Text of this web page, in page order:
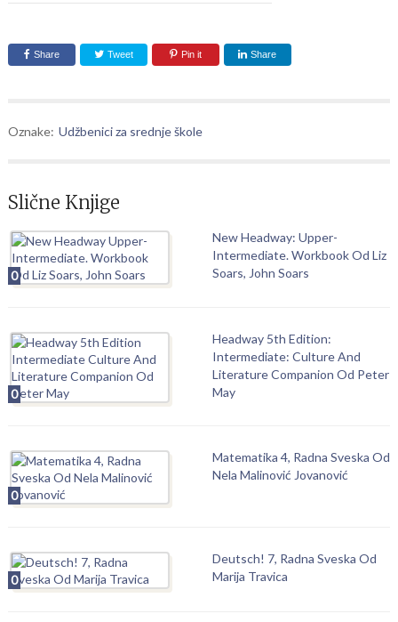
Share Tweet Pin it Share
Oznake: Udžbenici za srednje škole
Slične Knjige
0
New Headway: Upper-
Intermediate. Workbook Od Liz
Soars, John Soars
0
Headway 5th Edition:
Intermediate: Culture And
Literature Companion Od Peter
May
0
Matematika 4, Radna Sveska Od
Nela Malinović Jovanović
0
Deutsch! 7, Radna Sveska Od
Marija Travica